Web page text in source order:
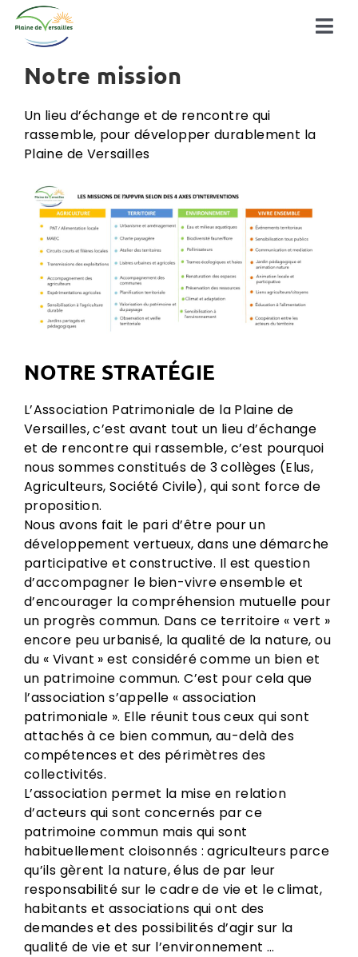
Passer
contenu
Découvrir la plaine
La plaine en action
Notre mission
Un lieu d’échange et de rencontre qui
rassemble, pour développer durablement la
Plaine de Versailles
NOTRE STRATÉGIE
L’Association Patrimoniale de la Plaine de
Versailles, c’est avant tout un lieu d’échange
et de rencontre qui rassemble, c’est pourquoi
nous sommes constitués de 3 collèges (Elus,
Agriculteurs, Société Civile), qui sont force de
proposition.
Nous avons fait le pari d’être pour un
développement vertueux, dans une démarche
participative et constructive. Il est question
d’accompagner le bien-vivre ensemble et
d’encourager la compréhension mutuelle pour
un progrès commun. Dans ce territoire « vert »
encore peu urbanisé, la qualité de la nature, ou
du « Vivant » est considéré comme un bien et
un patrimoine commun. C’est pour cela que
l’association s’appelle « association
patrimoniale ». Elle réunit tous ceux qui sont
attachés à ce bien commun, au-delà des
compétences et des périmètres des
collectivités.
L’association permet la mise en relation
d’acteurs qui sont concernés par ce
patrimoine commun mais qui sont
habituellement cloisonnés : agriculteurs parce
qu’ils gèrent la nature, élus de par leur
responsabilité sur le cadre de vie et le climat,
habitants et associations qui ont des
demandes et des possibilités d’agir sur la
qualité de vie et sur l’environnement …